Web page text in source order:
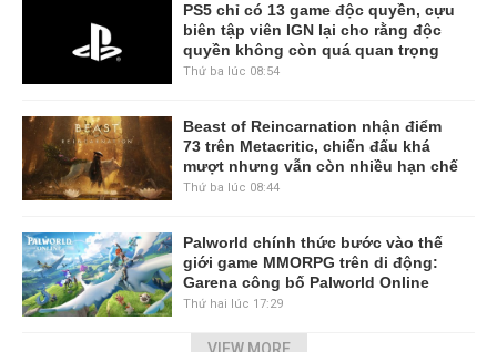
PS5 chỉ có 13 game độc quyền, cựu
biên tập viên IGN lại cho rằng độc
quyền không còn quá quan trọng
Thứ ba lúc 08:54
Beast of Reincarnation nhận điểm
73 trên Metacritic, chiến đấu khá
mượt nhưng vẫn còn nhiều hạn chế
Thứ ba lúc 08:44
Palworld chính thức bước vào thế
giới game MMORPG trên di động:
Garena công bố Palworld Online
Thứ hai lúc 17:29